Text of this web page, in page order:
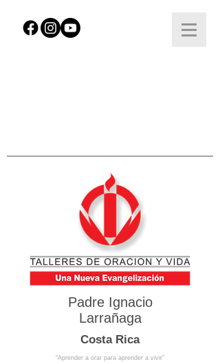
Padre Ignacio
Larrañaga
Costa Rica
“Aprender a orar para aprender a vivir”